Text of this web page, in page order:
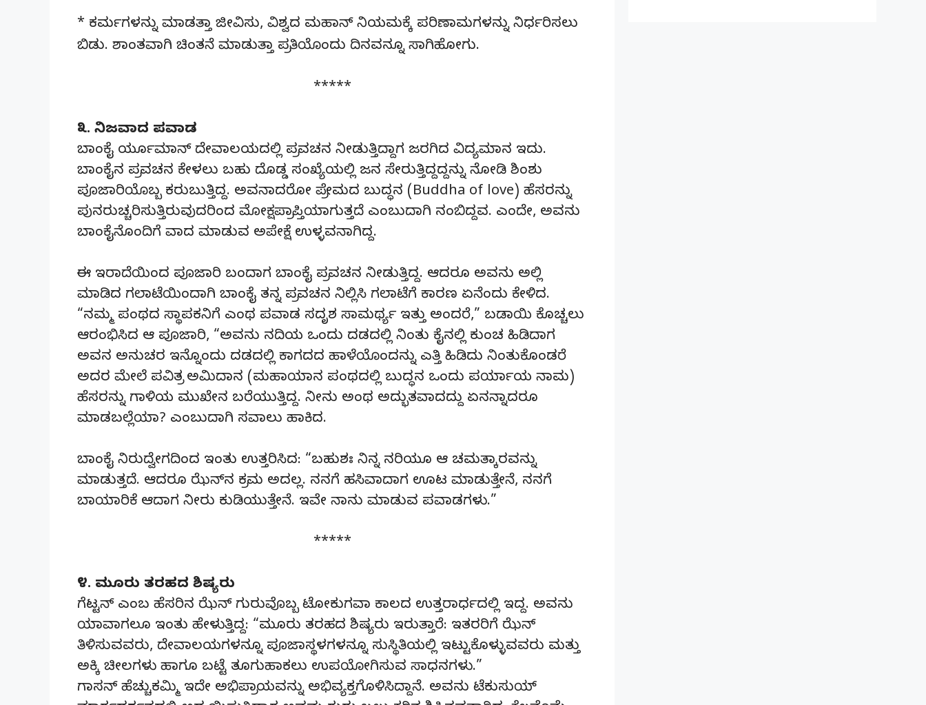
* ಕರ್ಮಗಳನ್ನು ಮಾಡತ್ತಾ ಜೀವಿಸು, ವಿಶ್ವದ ಮಹಾನ್‌ ನಿಯಮಕ್ಕೆ ಪರಿಣಾಮಗಳನ್ನು ನಿರ್ಧರಿಸಲು
ಬಿಡು. ಶಾಂತವಾಗಿ ಚಿಂತನೆ ಮಾಡುತ್ತಾ ಪ್ರತಿಯೊಂದು ದಿನವನ್ನೂ ಸಾಗಿಹೋಗು.
*****
೩. ನಿಜವಾದ ಪವಾಡ
ಬಾಂಕೈ ರ್ಯೂಮಾನ್‌ ದೇವಾಲಯದಲ್ಲಿ ಪ್ರವಚನ ನೀಡುತ್ತಿದ್ದಾಗ ಜರಗಿದ ವಿದ್ಯಮಾನ ಇದು.
ಬಾಂಕೈನ ಪ್ರವಚನ ಕೇಳಲು ಬಹು ದೊಡ್ಡ ಸಂಖ್ಯೆಯಲ್ಲಿ ಜನ ಸೇರುತ್ತಿದ್ದದ್ದನ್ನು ನೋಡಿ ಶಿಂಶು
ಪೂಜಾರಿಯೊಬ್ಬ ಕರುಬುತ್ತಿದ್ದ. ಅವನಾದರೋ ಪ್ರೇಮದ ಬುದ್ಧನ (Buddha of love) ಹೆಸರನ್ನು
ಪುನರುಚ್ಚರಿಸುತ್ತಿರುವುದರಿಂದ ಮೋಕ್ಷಪ್ರಾಪ್ತಿಯಾಗುತ್ತದೆ ಎಂಬುದಾಗಿ ನಂಬಿದ್ದವ. ಎಂದೇ, ಅವನು
ಬಾಂಕೈನೊಂದಿಗೆ ವಾದ ಮಾಡುವ ಅಪೇಕ್ಷೆ ಉಳ್ಳವನಾಗಿದ್ದ.
ಈ ಇರಾದೆಯಿಂದ ಪೂಜಾರಿ ಬಂದಾಗ ಬಾಂಕೈ ಪ್ರವಚನ ನೀಡುತ್ತಿದ್ದ. ಆದರೂ ಅವನು ಅಲ್ಲಿ
ಮಾಡಿದ ಗಲಾಟೆಯಿಂದಾಗಿ ಬಾಂಕೈ ತನ್ನ ಪ್ರವಚನ ನಿಲ್ಲಿಸಿ ಗಲಾಟೆಗೆ ಕಾರಣ ಏನೆಂದು ಕೇಳಿದ.
“ನಮ್ಮ ಪಂಥದ ಸ್ಥಾಪಕನಿಗೆ ಎಂಥ ಪವಾಡ ಸದೃಶ ಸಾಮರ್ಥ್ಯ ಇತ್ತು ಅಂದರೆ,” ಬಡಾಯಿ ಕೊಚ್ಚಲು
ಆರಂಭಿಸಿದ ಆ ಪೂಜಾರಿ, “ಅವನು ನದಿಯ ಒಂದು ದಡದಲ್ಲಿ ನಿಂತು ಕೈನಲ್ಲಿ ಕುಂಚ ಹಿಡಿದಾಗ
ಅವನ ಅನುಚರ ಇನ್ನೊಂದು ದಡದಲ್ಲಿ ಕಾಗದದ ಹಾಳೆಯೊಂದನ್ನು ಎತ್ತಿ ಹಿಡಿದು ನಿಂತುಕೊಂಡರೆ
ಅದರ ಮೇಲೆ ಪವಿತ್ರ ಅಮಿದಾನ (ಮಹಾಯಾನ ಪಂಥದಲ್ಲಿ ಬುದ್ಧನ ಒಂದು ಪರ್ಯಾಯ ನಾಮ)
ಹೆಸರನ್ನು ಗಾಳಿಯ ಮುಖೇನ ಬರೆಯುತ್ತಿದ್ದ. ನೀನು ಅಂಥ ಅದ್ಭುತವಾದದ್ದು ಏನನ್ನಾದರೂ
ಮಾಡಬಲ್ಲೆಯಾ? ಎಂಬುದಾಗಿ ಸವಾಲು ಹಾಕಿದ.
ಬಾಂಕೈ ನಿರುದ್ವೇಗದಿಂದ ಇಂತು ಉತ್ತರಿಸಿದ: “ಬಹುಶಃ ನಿನ್ನ ನರಿಯೂ ಆ ಚಮತ್ಕಾರವನ್ನು
ಮಾಡುತ್ತದೆ. ಆದರೂ ಝೆನ್‌ನ ಕ್ರಮ ಅದಲ್ಲ. ನನಗೆ ಹಸಿವಾದಾಗ ಊಟ ಮಾಡುತ್ತೇನೆ, ನನಗೆ
ಬಾಯಾರಿಕೆ ಆದಾಗ ನೀರು ಕುಡಿಯುತ್ತೇನೆ. ಇವೇ ನಾನು ಮಾಡುವ ಪವಾಡಗಳು.”
*****
೪. ಮೂರು ತರಹದ ಶಿಷ್ಯರು
ಗೆಟ್ಟನ್ ಎಂಬ ಹೆಸರಿನ ಝೆನ್‌ ಗುರುವೊಬ್ಬ ಟೋಕುಗವಾ ಕಾಲದ ಉತ್ತರಾರ್ಧದಲ್ಲಿ ಇದ್ದ. ಅವನು
ಯಾವಾಗಲೂ ಇಂತು ಹೇಳುತ್ತಿದ್ದ: “ಮೂರು ತರಹದ ಶಿಷ್ಯರು ಇರುತ್ತಾರೆ: ಇತರರಿಗೆ ಝೆನ್‌
ತಿಳಿಸುವವರು, ದೇವಾಲಯಗಳನ್ನೂ ಪೂಜಾಸ್ಥಳಗಳನ್ನೂ ಸುಸ್ಥಿತಿಯಲ್ಲಿ ಇಟ್ಟುಕೊಳ್ಳುವವರು ಮತ್ತು
ಅಕ್ಕಿ ಚೀಲಗಳು ಹಾಗೂ ಬಟ್ಟೆ ತೂಗುಹಾಕಲು ಉಪಯೋಗಿಸುವ ಸಾಧನಗಳು.”
ಗಾಸನ್‌ ಹೆಚ್ಚುಕಮ್ಮಿ ಇದೇ ಅಭಿಪ್ರಾಯವನ್ನು ಅಭಿವ್ಯಕ್ತಗೊಳಿಸಿದ್ದಾನೆ. ಅವನು ಟೆಕುಸುಯ್‌